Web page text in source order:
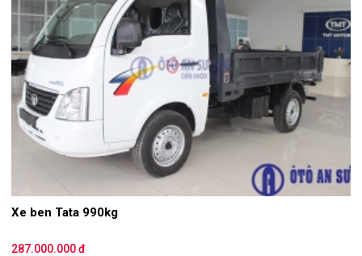
Xe ben Tata 990kg
287.000.000 đ